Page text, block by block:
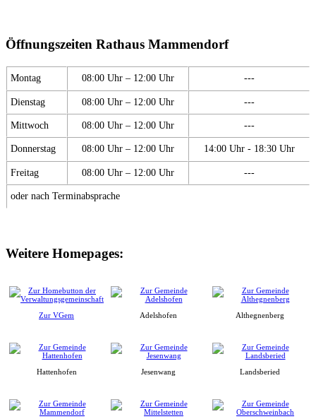
Öffnungszeiten Rathaus Mammendorf
Montag 08:00 Uhr – 12:00 Uhr ---
Dienstag 08:00 Uhr – 12:00 Uhr ---
Mittwoch 08:00 Uhr – 12:00 Uhr ---
Donnerstag 08:00 Uhr – 12:00 Uhr 14:00 Uhr - 18:30 Uhr
Freitag 08:00 Uhr – 12:00 Uhr ---
oder nach Terminabsprache
Weitere Homepages:
Zur VGem Adelshofen Althegnenberg
Hattenhofen Jesenwang Landsberied